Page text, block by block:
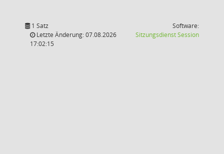
1 Satz
Letzte Änderung: 07.08.2026
17:02:15
Software:
SitzungsdienstSession(Wird in